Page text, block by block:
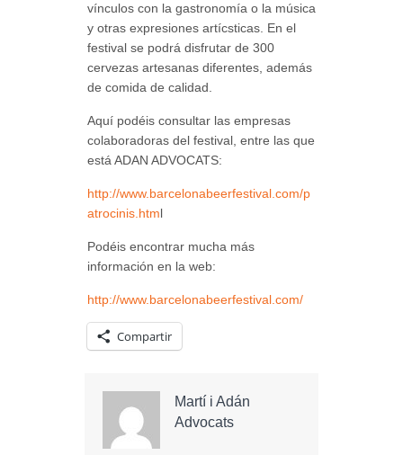
vínculos con la gastronomía o la música
y otras expresiones artícsticas. En el
festival se podrá disfrutar de 300
cervezas artesanas diferentes, además
de comida de calidad.
Aquí podéis consultar las empresas
colaboradoras del festival, entre las que
está ADAN ADVOCATS:
http://www.barcelonabeerfestival.com/p
atrocinis.html
Podéis encontrar mucha más
información en la web:
http://www.barcelonabeerfestival.com/
Compartir
Martí i Adán
Advocats